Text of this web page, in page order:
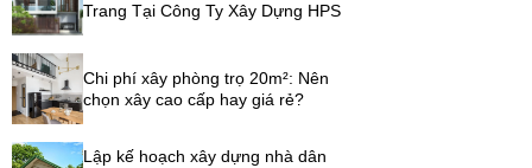
Trang Tại Công Ty Xây Dựng HPS
Chi phí xây phòng trọ 20m²: Nên
chọn xây cao cấp hay giá rẻ?
Lập kế hoạch xây dựng nhà dân